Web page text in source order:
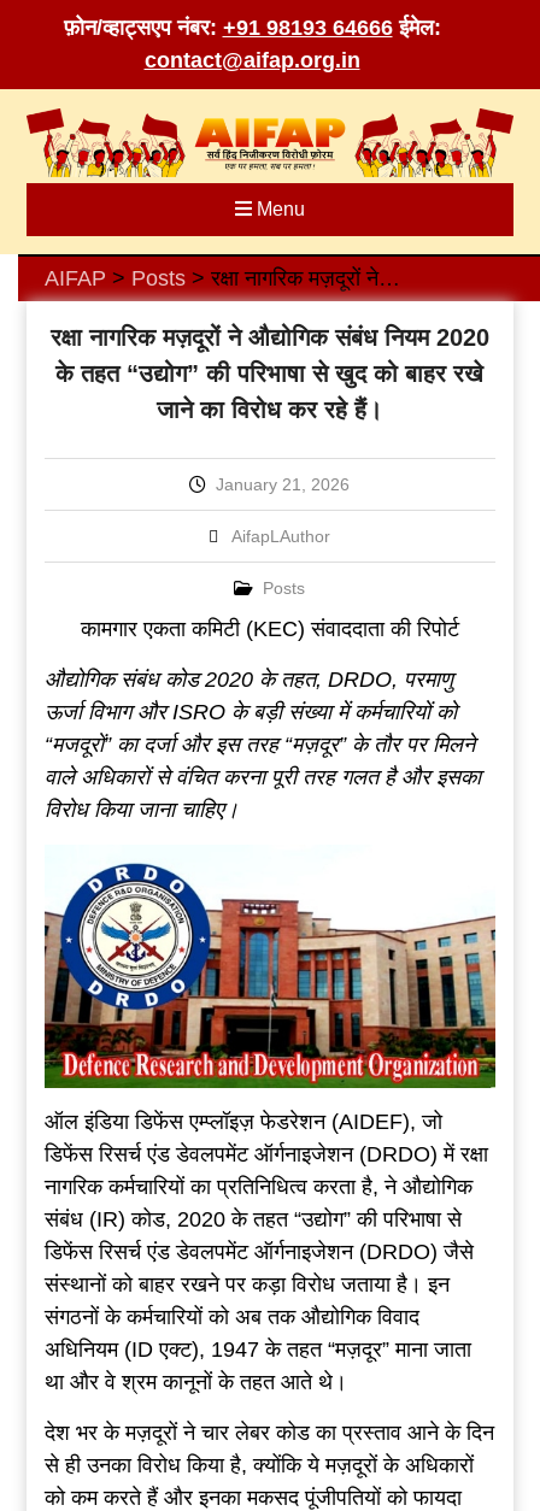
फ़ोन/व्हाट्सएप नंबर: +91 98193 64666 ईमेल:
contact@aifap.org.in
content
Menu
AIFAP > Posts> रक्षा नागरिक मज़दूरों ने औद्योगिक संबंध नियम 2020 के तहत “उद्योग” की परिभाषा से खुद को बाहर रखे जाने का विरोध कर रहे हैं।
रक्षा नागरिक मज़दूरों ने औद्योगिक संबंध नियम 2020
के तहत “उद्योग” की परिभाषा से खुद को बाहर रखे
जाने का विरोध कर रहे हैं।
January 21, 2026
AifapLAuthor
Posts
कामगार एकता कमिटी (KEC) संवाददाता की रिपोर्ट
औद्योगिक संबंधकोड2020 के तहत, DRDO, परमाणु
ऊर्जा विभागऔरISRO के बड़ी संख्या में कर्मचारियों को
“मजदूरों”का दर्जा और इस तरह“मज़दूर”के तौर पर मिलने
वाले अधिकारों से वंचित करना पूरी तरह गलत है और इसका
विरोध किया जाना चाहिए।
ऑल इंडिया डिफेंस एम्प्लॉइज़ फेडरेशन (AIDEF), जो
डिफेंस रिसर्च एंड डेवलपमेंट ऑर्गनाइजेशन (DRDO) में रक्षा
नागरिक कर्मचारियों का प्रतिनिधित्व करता है, ने औद्योगिक
संबंध (IR) कोड, 2020 के तहत “उद्योग” की परिभाषा से
डिफेंस रिसर्च एंड डेवलपमेंट ऑर्गनाइजेशन (DRDO) जैसे
संस्थानों को बाहर रखने पर कड़ा विरोध जताया है। इन
संगठनों के कर्मचारियों को अब तक औद्योगिक विवाद
अधिनियम (ID एक्ट), 1947 के तहत “मज़दूर” माना जाता
था और वे श्रम कानूनों के तहत आते थे।
देश भर के मज़दूरों ने चार लेबर कोड का प्रस्ताव आने के दिन
से ही उनका विरोध किया है, क्योंकि ये मज़दूरों के अधिकारों
को कम करते हैं और इनका मकसद पूंजीपतियों को फायदा